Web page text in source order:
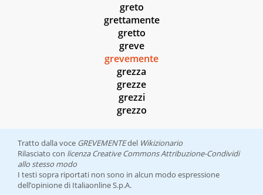
greto
grettamente
gretto
greve
grevemente
grezza
grezze
grezzi
grezzo
Tratto dalla voce GREVEMENTEdel Wikizionario
Rilasciato con licenza Creative Commons Attribuzione-Condividi
allo stesso modo
I testi sopra riportati non sono in alcun modo espressione
dell’opinione di Italiaonline S.p.A.